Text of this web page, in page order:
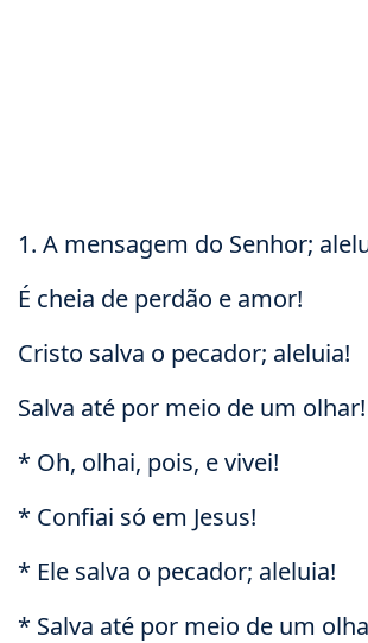
1. A mensagem do Senhor;
É cheia de perdão e amor!
Cristo salva o pecador; aleluia!
Salva até por meio de um olhar!
* Oh, olhai, pois, e vivei!
* Confiai só em Jesus!
* Ele salva o pecador; aleluia!
* Salva até por meio de um